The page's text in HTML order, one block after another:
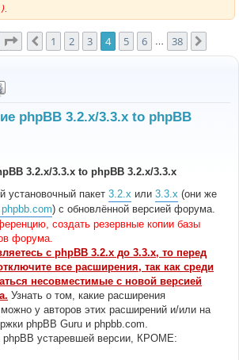
).
Страница 4из38
Пред.
1 2 3 4 5 6 38
phpBB 3.2.x/3.3.x to phpBB
3.2.x/3.3.x to phpBB 3.2.x/3.3.x
установочный пакет 3.2.x или 3.3.x (они же
) с обновлённой версией форума.
создать резервные копии базы
форума.
с phpBB 3.2.x до 3.3.x, то перед
все расширения, так как среди
несовместимые с новой версией
Узнать о том, какие расширения
у авторов этих расширений и/или на
phpBB Guru и phpbb.com.
устаревшей версии, КРОМЕ: